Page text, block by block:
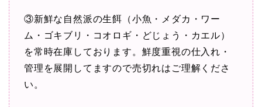
③新鮮な自然派の生餌（小魚・メダカ・ワー
ム・ゴキブリ・コオロギ・どじょう・カエル）
を常時在庫しております。鮮度重視の仕入れ・
管理を展開してますので売切れはご理解くださ
い。